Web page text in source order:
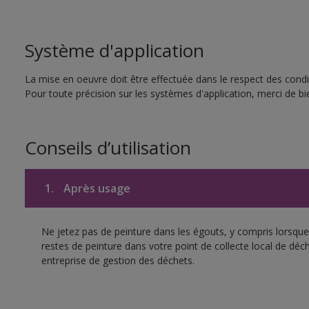
Système d'application
La mise en oeuvre doit être effectuée dans le respect des
Pour toute précision sur les systèmes d'application, merci de
Conseils d’utilisation
1. Après usage
Ne jetez pas de peinture dans les égouts, y compris
restes de peinture dans votre point de collecte local de
entreprise de gestion des déchets.